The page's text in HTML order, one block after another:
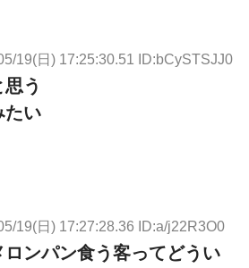
19(日) 17:25:30.51 ID:bCySTSJJ0
う
たい
19(日) 17:27:28.36 ID:a/j22R3O0
ンパン食う客ってどうい